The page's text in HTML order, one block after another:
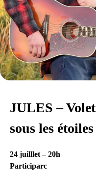
JULES –
sous les étoiles
24 juilllet – 20h
Participarc